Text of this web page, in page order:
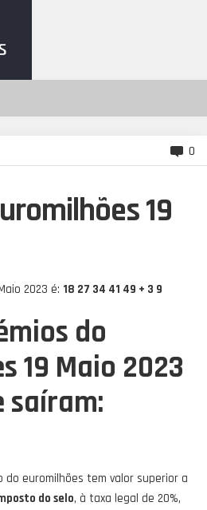
0
19
2023 é: 18 27 34 41 49 + 3 9
do
19 Maio 2023
saíram:
do euromilhões tem valor superior a
do selo, à taxa legal de 20%,